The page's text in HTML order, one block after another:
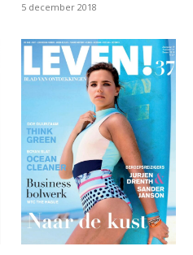
5 december 2018